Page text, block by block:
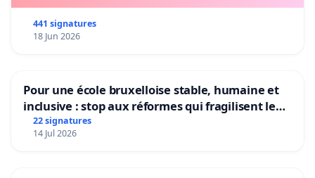
441 signatures
18 Jun 2026
Pour une école bruxelloise stable, humaine et
inclusive : stop aux réformes qui fragilisent le
primaire
22 signatures
14 Jul 2026